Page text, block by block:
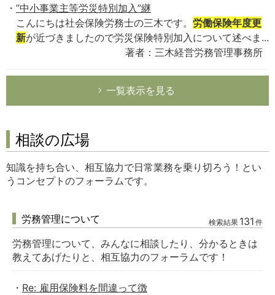
”中小事業主等労災特別加入”継
こんにちは社会保険労務士の三木です。 労働保険年度更
新が近づきましたので労災保険特別加入について述べま...
著者：三木経営労務管理事務所
一覧表示を見る
相談の広場
知識を持ち合い、相互協力で日常業務を乗り切ろう！とい
うコンセプトのフォーラムです。
労務管理について 検索結果 131 件
労務管理について、みんなに相談したり、分かるときは
教えてあげたりと、相互協力のフォーラムです！
Re: 雇用保険料を間違って徴